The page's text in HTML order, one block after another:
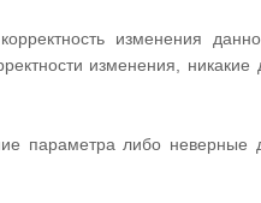
изменения
изменения,
параметра либо неверные